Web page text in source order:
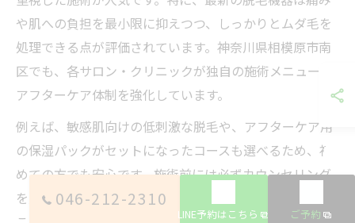
や肌への負担を最小限に抑えつつ、しっかりとムダ毛を
処理できる点が評価されています。神奈川県相模原市南
区でも、各サロン・クリニックが独自の施術メニューや
アフターケア体制を強化しています。
例えば、敏感肌向けの低刺激な脱毛や、アフターケア用
の保湿パックがセットになったコースも選べるため、初
めての方でも安心です。施術前には必ずカウンセリング
を受け、自分の肌質や悩みに合った最適なプランを選ぶ
046-212-2310
LINE予約はこちら ご予約